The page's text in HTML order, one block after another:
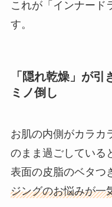
これが「インナード
す。
「隠れ乾燥」が
ミノ倒し
お肌の内側がカラカ
のまま過ごしている
表面の皮脂のベタつ
ジングのお悩みが一